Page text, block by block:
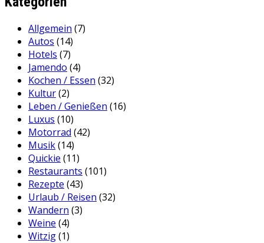
Allgemein (7)
Autos (14)
Hotels (7)
Jamendo (4)
Kochen / Essen (32)
Kultur(2)
Leben / Genießen (16)
Luxus (10)
Motorrad (42)
Musik(14)
Quickie (11)
Restaurants (101)
Rezepte (43)
Urlaub / Reisen (32)
Wandern (3)
Weine (4)
Witzig(1)